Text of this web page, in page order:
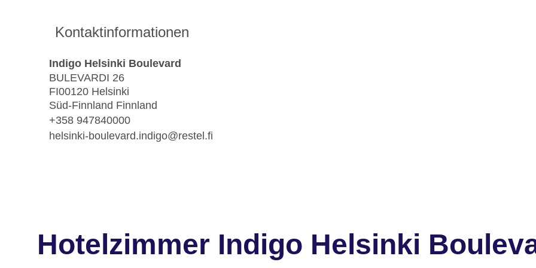
Kontaktinformationen
Indigo Helsinki Boulevard
BULEVARDI 26
FI00120 Helsinki
Süd-Finnland Finnland
+358 947840000
helsinki-boulevard.indigo@restel.fi
Hotelzimmer Indigo Helsinki